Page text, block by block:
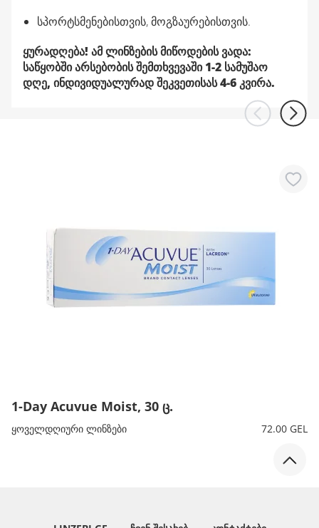
სპორტსმენებისთვის, მოგზაურებისთვის.
ყურადღება! ამ ლინზების მიწოდების ვადა:
საწყობში არსებობის შემთხვევაში 1-2 სამუშაო
დღე, ინდივიდუალურად შეკვეთისას 4-6 კვირა.
1-Day Acuvue Moist, 30 ც.
ყოველდღიური ლინზები 72.00 GEL